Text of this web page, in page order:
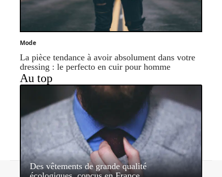
Mode
La pièce tendance à avoir absolument dans votre
dressing : le perfecto en cuir pour homme
Au top
Des vêtements de grande qualité
Contact Mentions légales Sitemap